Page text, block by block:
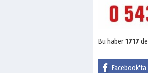
Bu haber1717
Facebook'ta